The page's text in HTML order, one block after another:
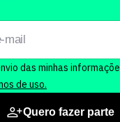
das minhas
de uso.
Quero fazer parte